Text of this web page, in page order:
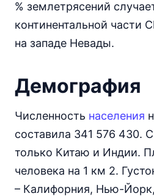
% землетрясений
континентальной части
на западе Невады.
Демография
Численность населения
составила 341 576 430.
только Китаю и Индии.
человека на 1 км 2.
– Калифорния, Нью-